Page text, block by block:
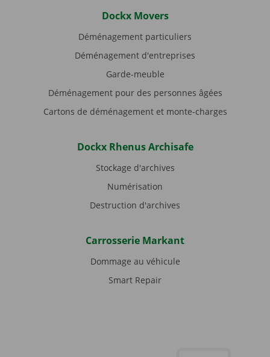
Dockx Movers
Déménagement particuliers
Déménagement d'entreprises
Garde-meuble
Déménagement pour des personnes âgées
Cartons de déménagement et monte-charges
Dockx Rhenus Archisafe
Stockage d'archives
Numérisation
Destruction d'archives
Carrosserie Markant
Dommage au véhicule
Smart Repair